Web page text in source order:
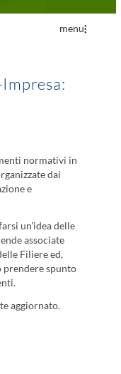
menu
normativi in
dai
e
un'idea delle
associate
Filiere ed,
prendere spunto
aggiornato.